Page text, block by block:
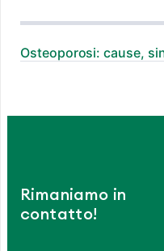
Osteoporosi: cause,
Rimaniamo in
contatto!